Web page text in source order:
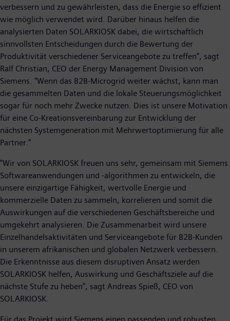
verbessern und zu gewährleisten, dass die Energie so effizient
wie möglich verwendet wird. Darüber hinaus helfen die
analysierten Daten SOLARKIOSK dabei, die wirtschaftlich
sinnvollsten Entscheidungen durch die Bewertung der
Produktivität verschiedener Serviceangebote zu treffen", sagt
Ralf Christian, CEO der Energy Management Division von
Siemens. "Wenn das B2B-Microgrid weiter wächst, kann man
die gesammelten Daten und die lokale Steuerungsmöglichkeit
sogar für noch mehr Zwecke nutzen. Dies ist unsere Motivation
für eine Co-Kreationsvereinbarung zur Entwicklung der
nächsten Systemgeneration mit Mehrwertoptimierung für alle
Partner."
"Wir von SOLARKIOSK freuen uns sehr, gemeinsam mit Siemens
Softwareanwendungen und -algorithmen zu entwickeln, die
unsere einzigartige Fähigkeit, wertvolle Energie und
kommerzielle Daten zu sammeln, korrelieren und somit die
Auswirkungen auf die verschiedenen Geschäftsbereiche und
umgekehrt analysieren. Die Zusammenarbeit wird unsere
Einzelhandelsaktivitäten und Serviceangebote für B2B-Kunden
in unserem afrikanischen und globalen Netzwerk verbessern.
Die Erkenntnisse aus diesem disruptiven Ansatz werden
SOLARKIOSK helfen, Auswirkung und Geschäftsziele auf die
nächste Stufe zu heben", sagt Andreas Spieß, CEO von
SOLARKIOSK.